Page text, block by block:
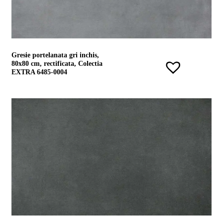
Gresie portelanata gri inchis,
80x80 cm, rectificata, Colectia
EXTRA 6485-0004